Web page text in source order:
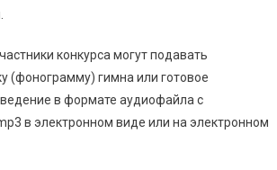
конкурса могут подавать
(фонограмму) гимна или готовое
в формате аудиофайла с
в электронном виде или на электронном